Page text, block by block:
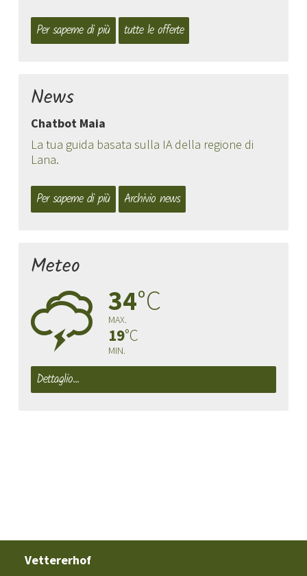
Per saperne di più tutte le offerte
News
Chatbot Maia
La tua guida basata sulla IA della regione di
Lana.
Per saperne di più Archivio news
Meteo
0 34°C
MAX.
19°C
MIN.
Dettaglio...
Vettererhof